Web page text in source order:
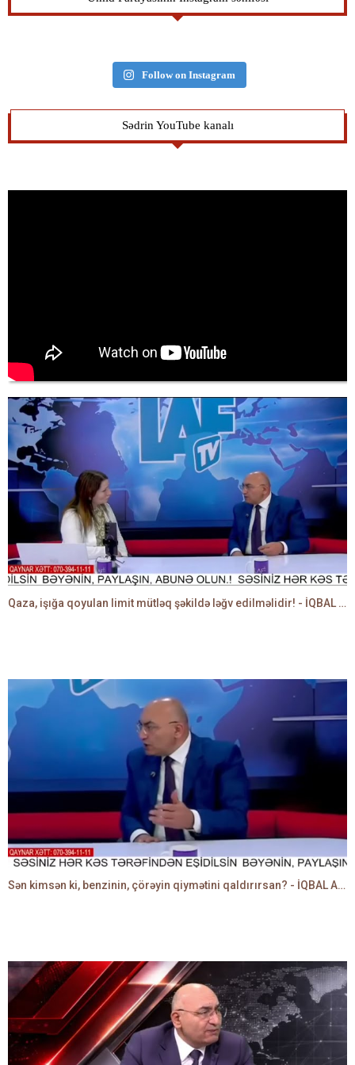
Follow on Instagram
Sədrin YouTube kanalı
Qaza, işığa qoyulan limit mütləq şəkildə ləğv edilməlidir! - İQBAL AĞAZADƏ
Sən kimsən ki, benzinin, çörəyin qiymətini qaldırırsan? - İQBAL AĞAZADƏ